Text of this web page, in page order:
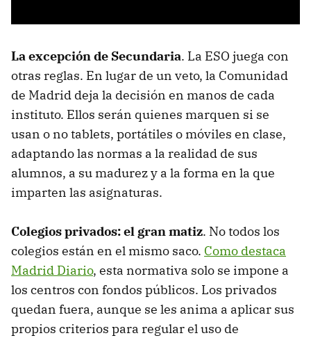
La excepción de Secundaria. La ESO juega con
otras reglas. En lugar de un veto, la Comunidad
de Madrid deja la decisión en manos de cada
instituto. Ellos serán quienes marquen si se
usan o no tablets, portátiles o móviles en clase,
adaptando las normas a la realidad de sus
alumnos, a su madurez y a la forma en la que
imparten las asignaturas.
Colegios privados: el gran matiz. No todos los
colegios están en el mismo saco. Como destaca
Madrid Diario, esta normativa solo se impone a
los centros con fondos públicos. Los privados
quedan fuera, aunque se les anima a aplicar sus
propios criterios para regular el uso de